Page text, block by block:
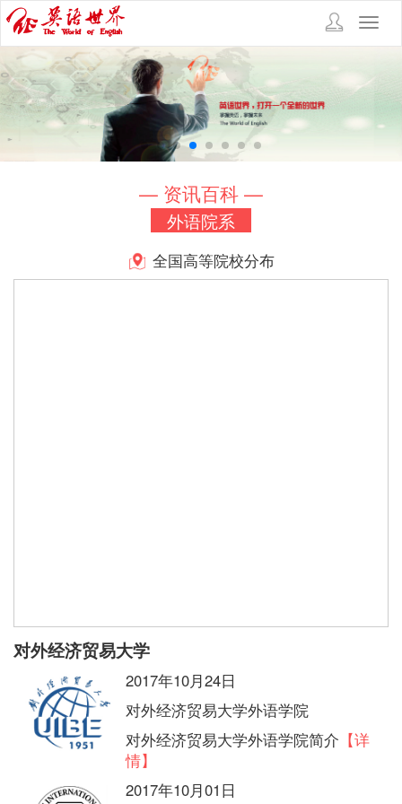
— 资讯百科 —
外语院系
全国高等院校分布
对外经济贸易大学
2017年10月24日
对外经济贸易大学外语学院
对外经济贸易大学外语学院简介 【详
情】
2017年10月01日